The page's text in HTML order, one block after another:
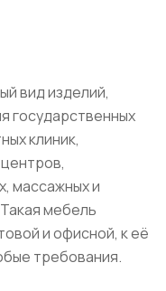
вид изделий,
государственных
клиник,
массажных и
мебель
и офисной, к её
требования.